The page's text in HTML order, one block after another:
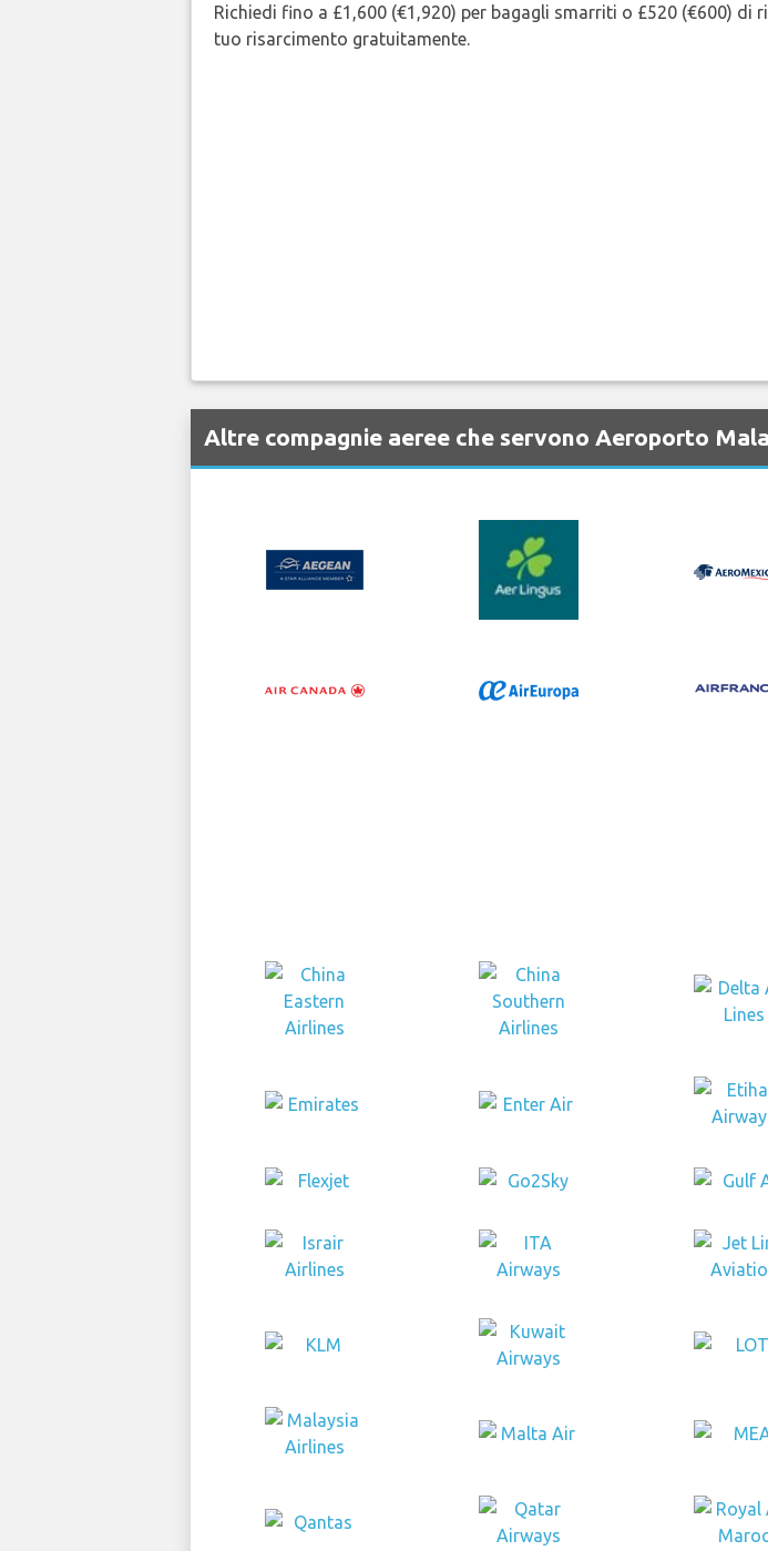
Richiedi fino a £1,600 (€1,920) per bagagli smarriti o £520 (€600)
tuo risarcimento gratuitamente.
Altre compagnie aeree che servono Aeroporto